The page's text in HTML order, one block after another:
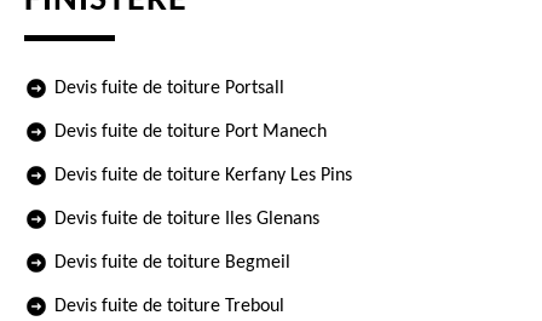
Devis fuite de toiture Portsall
Devis fuite de toiture Port Manech
Devis fuite de toiture Kerfany Les Pins
Devis fuite de toiture Iles Glenans
Devis fuite de toiture Begmeil
Devis fuite de toiture Treboul